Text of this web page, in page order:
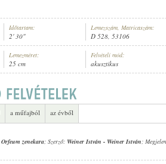
ISMERETLEN ZENEKAR
Időtartam:
2' 30"
Lemezszám, Matricaszám:
D 528, 53106
Lemezméret:
25 cm
Felvételi mód:
akusztikus
a műfajból az évből
zenekara; Szerző: Weiner István - Weiner István;